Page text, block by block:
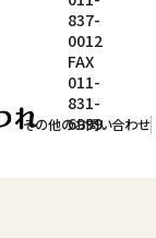
その他のお問い合わせ
837-
0012
FAX
011-
831-
6999